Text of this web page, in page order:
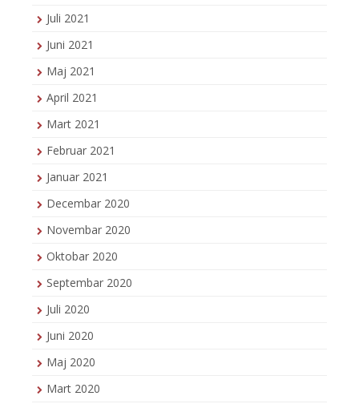
Juli 2021
Juni 2021
Maj 2021
April 2021
Mart 2021
Februar 2021
Januar 2021
Decembar 2020
Novembar 2020
Oktobar 2020
Septembar 2020
Juli 2020
Juni 2020
Maj 2020
Mart 2020